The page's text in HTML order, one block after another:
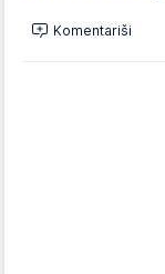
Komentariši